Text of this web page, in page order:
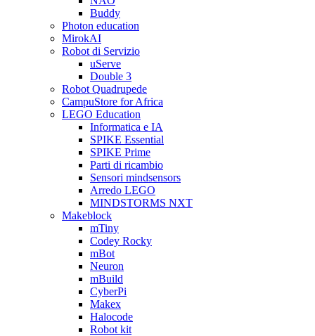
Buddy
Photon education
MirokAI
Robot di Servizio
uServe
Double 3
Robot Quadrupede
CampuStore for Africa
LEGO Education
Informatica e IA
SPIKE Essential
SPIKE Prime
Parti di ricambio
Sensori mindsensors
Arredo LEGO
MINDSTORMS NXT
Makeblock
mTiny
Codey Rocky
mBot
Neuron
mBuild
CyberPi
Makex
Halocode
Robot kit